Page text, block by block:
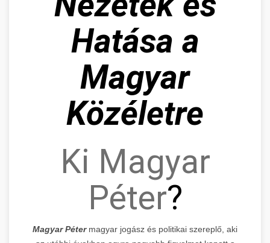
Hatása a
Magyar
Közéletre
Ki Magyar
Péter?
Magyar Pétermagyar jogász és politikai szereplő, aki